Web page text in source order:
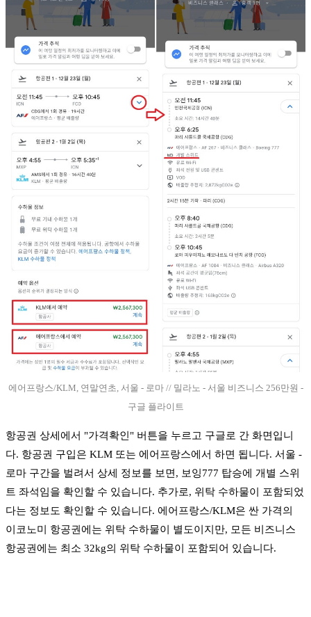
에어프랑스/KLM, 연말연초, 서울 - 로마 // 밀라노 - 서울 비즈니스 256만원 -
구글 플라이트
항공권 상세에서 "가격확인" 버튼을 누르고 구글로 간 화면입니
다. 항공권 구입은 KLM 또는 에어프랑스에서 하면 됩니다. 서울 -
로마 구간을 벌려서 상세 정보를 보면, 보잉777 탑승에 개별 스위
트 좌석임을 확인할 수 있습니다. 추가로, 위탁 수하물이 포함되었
다는 정보도 확인할 수 있습니다. 에어프랑스/KLM은 싼 가격의
이코노미 항공권에는 위탁 수하물이 별도이지만, 모든 비즈니스
항공권에는 최소 32kg의 위탁 수하물이 포함되어 있습니다.